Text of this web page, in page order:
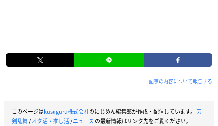
記事の内容について報告する
このページはkusuguru株式会社のにじめん編集部が作成・配信しています。 刀
剣乱舞/オタ活・推し活/ニュース の最新情報はリンク先をご覧ください。